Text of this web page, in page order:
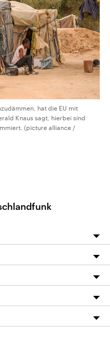
hat die EU mit
Knaus sagt, hierbei sind
(picture alliance /